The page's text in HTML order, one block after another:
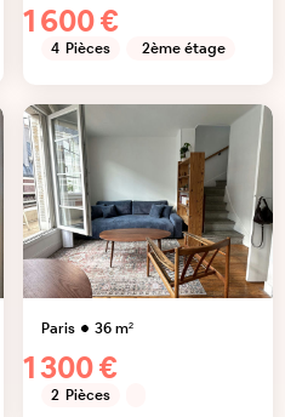
1 600 €
4 Pièces 2ème étage
Paris 36m²
1 300 €
2 Pièces